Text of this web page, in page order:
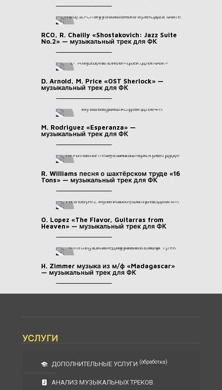
RCO, R. Chailly «Shostakovich: Jazz Suite
No.2» — музыкальный трек для ФК
D. Arnold, M. Price «OST Sherlock» —
музыкальный трек для ФК
M. Rodriguez «Esperanza» —
музыкальный трек для ФК
R. Williams песня о шахтёрском труде «16
Tons» — музыкальный трек для ФК
O. Lopez «The Flavor, Guitarras from
Heaven» — музыкальный трек для ФК
H. Zimmer музыка из м/ф «Madagascar»
— музыкальный трек для ФК
УСЛУГИ
ДОПОЛНИТЕЛЬНЫЕ УСЛУГИ (обработка)
АНАЛИЗ МУЗЫКАЛЬНЫХ ТРЕКОВ